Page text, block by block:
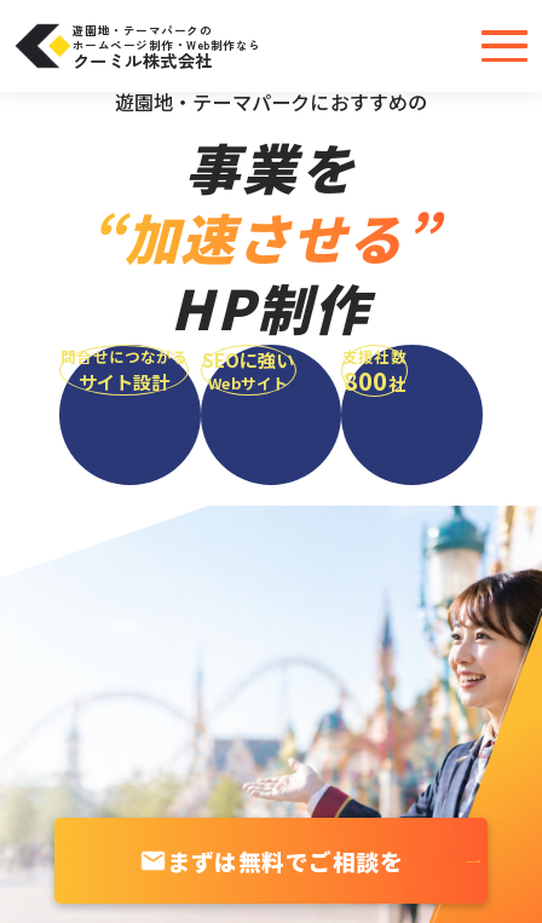
遊園地・テーマパークの
ホームページ制作・Web制作なら
クーミル株式会社
＼大手・中小問わず実績豊富だから安心／
遊園地・テーマパークにおすすめの
事業を
“加速させる”
HP制作
問合せにつながる
サイト設計
SEOに強い
Webサイト
支援社数
800社
まずは無料でご相談を